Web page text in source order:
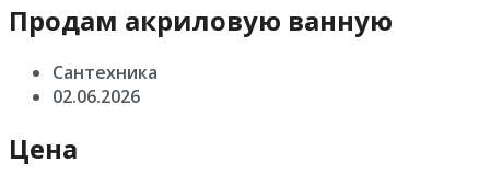
Продам акриловую ванную
Сантехника
02.06.2026
Цена